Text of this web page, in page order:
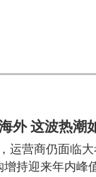
外 这波热潮
运营商仍面临
增持迎来年内峰